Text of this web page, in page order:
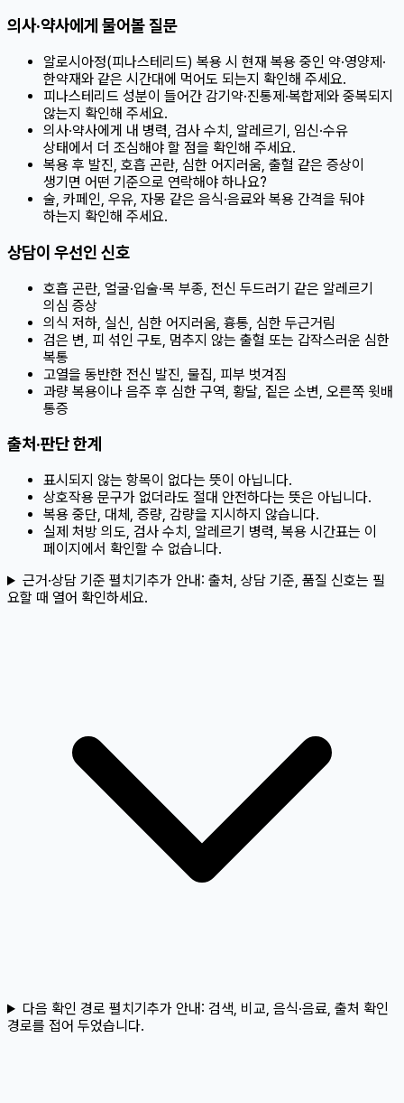
의사·약사에게 물어볼 질문
알로시아정(피나스테리드) 복용 시 현재 복용 중인 약·영양제·
한약재와 같은 시간대에 먹어도 되는지 확인해 주세요.
피나스테리드 성분이 들어간 감기약·진통제·복합제와 중복되지
않는지 확인해 주세요.
의사·약사에게 내 병력, 검사 수치, 알레르기, 임신·수유
상태에서 더 조심해야 할 점을 확인해 주세요.
복용 후 발진, 호흡 곤란, 심한 어지러움, 출혈 같은 증상이
생기면 어떤 기준으로 연락해야 하나요?
술, 카페인, 우유, 자몽 같은 음식·음료와 복용 간격을 둬야
하는지 확인해 주세요.
상담이 우선인 신호
호흡 곤란, 얼굴·입술·목 부종, 전신 두드러기 같은 알레르기
의심 증상
의식 저하, 실신, 심한 어지러움, 흉통, 심한 두근거림
검은 변, 피 섞인 구토, 멈추지 않는 출혈 또는 갑작스러운 심한
복통
고열을 동반한 전신 발진, 물집, 피부 벗겨짐
과량 복용이나 음주 후 심한 구역, 황달, 짙은 소변, 오른쪽 윗배
통증
출처·판단 한계
표시되지 않는 항목이 없다는 뜻이 아닙니다.
상호작용 문구가 없더라도 절대 안전하다는 뜻은 아닙니다.
복용 중단, 대체, 증량, 감량을 지시하지 않습니다.
실제 처방 의도, 검사 수치, 알레르기 병력, 복용 시간표는 이
페이지에서 확인할 수 없습니다.
근거·상담 기준 펼치기추가 안내: 출처, 상담 기준, 품질 신호는 필
요할 때 열어 확인하세요.
다음 확인 경로 펼치기추가 안내: 검색, 비교, 음식·음료, 출처 확인
경로를 접어 두었습니다.